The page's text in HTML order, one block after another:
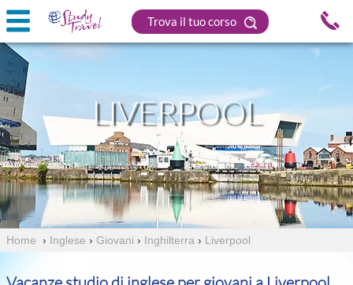
Trova il tuo corso
LIVERPOOL
Home › Inglese › Giovani › Inghilterra › Liverpool